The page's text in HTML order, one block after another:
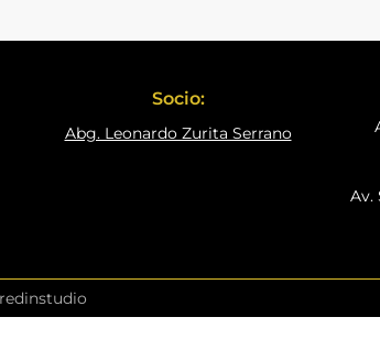
Socio:
Abg. Leonardo Zurita Serrano
Av.